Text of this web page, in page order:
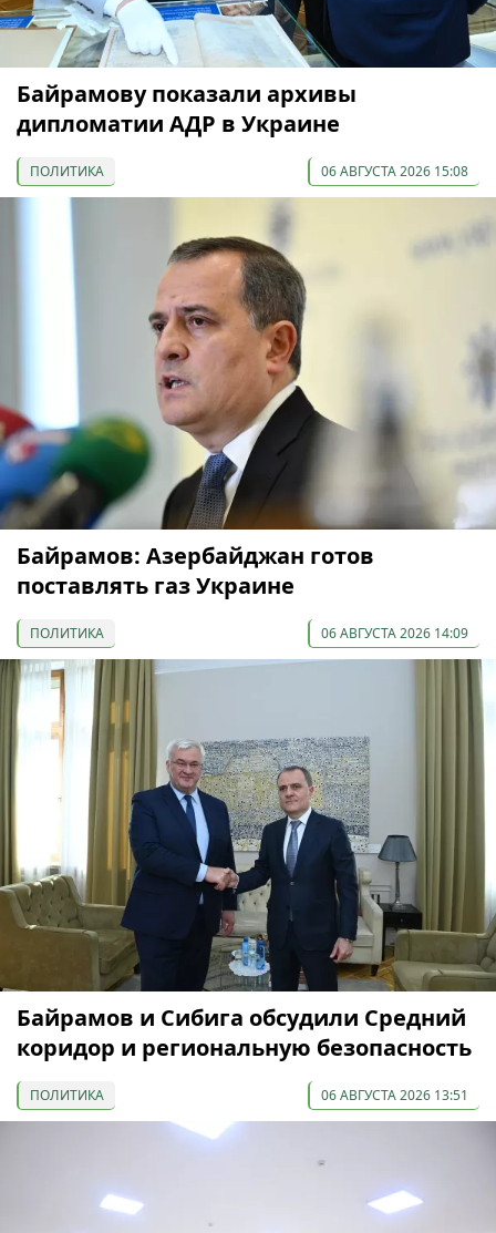
Байрамову показали архивы
дипломатии АДР в Украине
ПОЛИТИКА 06 АВГУСТА 2026 15:08
Байрамов: Азербайджан готов
поставлять газ Украине
ПОЛИТИКА 06 АВГУСТА 2026 14:09
Байрамов и Сибига обсудили Средний
коридор и региональную безопасность
ПОЛИТИКА 06 АВГУСТА 2026 13:51